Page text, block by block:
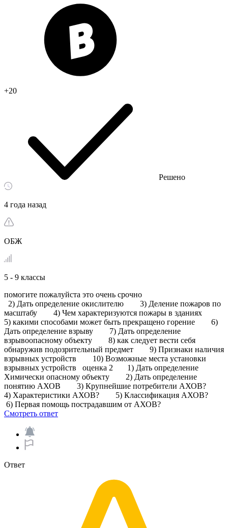
+20
Решено
4 года назад
ОБЖ
5 - 9 классы
помогите пожалуйста это очень срочно
2) Дать определение окислителю 3) Деление пожаров по
масштабу 4) Чем характеризуются пожары в зданиях
5) какими способами может быть прекращено горение 6)
Дать определение взрыву 7) Дать определение
взрывоопасному объекту 8) как следует вести себя
обнаружив подозрительный предмет 9) Признаки наличия
взрывных устройств 10) Возможные места установки
взрывных устройств оценка 2 1) Дать определение
Химически опасному объекту 2) Дать определение
понятию АХОВ 3) Крупнейшие потребители АХОВ?
4) Характеристики АХОВ? 5) Классификация АХОВ?
6) Первая помощь пострадавшим от АХОВ? ​
Смотреть ответ
Ответ